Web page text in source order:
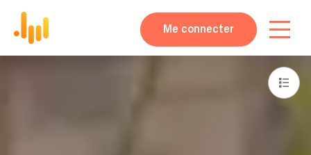
Me connecter